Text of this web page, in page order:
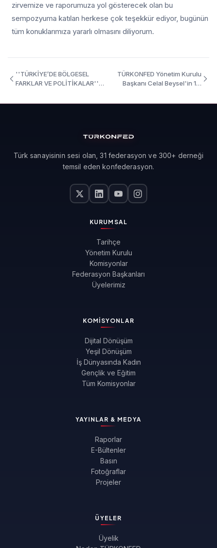
zirvemize ve raporumuza yol gösterecek olan bu
sempozyuma katılan herkese çok teşekkür ediyor, bugünün
tüm konuklarımıza yararlı olmasını diliyorum.
''TÜRKİYE’DE BÖLGESEL
FARKLAR VE POLİTİKALAR''
TÜRKONFED Yönetim Kurulu
Başkanı Celal Beysel'in 12.
Türk sanayisinin sesi olan, 31 federasyon ve 300+ derneği
temsil eden konfederasyon.
KURUMSAL
Tarihçe
Yönetim Kurulu
Komisyonlar
Federasyon Başkanları
Üyelerimiz
KOMISYONLAR
Dijital Dönüşüm
Yeşil Dönüşüm
İş Dünyasında Kadın
Gençlik ve Eğitim
Tüm Komisyonlar
YAYINLAR & MEDYA
Raporlar
E-Bültenler
Basın
Fotoğraflar
Projeler
ÜYELER
Üyelik